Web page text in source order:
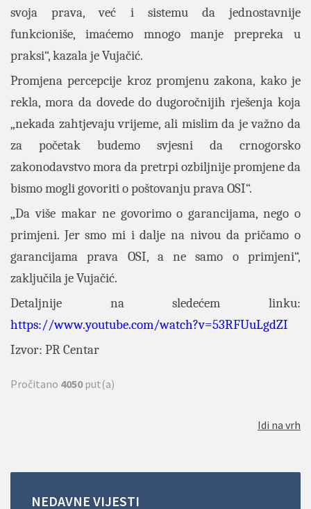
svoja prava, već i sistemu da jednostavnije
funkcioniše, imaćemo mnogo manje prepreka u
praksi“, kazala je Vujačić.
Promjena percepcije kroz promjenu zakona, kako je
rekla, mora da dovede do dugoročnijih rješenja koja
„nekada zahtjevaju vrijeme, ali mislim da je važno da
za početak budemo svjesni da crnogorsko
zakonodavstvo mora da pretrpi ozbiljnije promjene da
bismo mogli govoriti o poštovanju prava OSI“.
„Da više makar ne govorimo o garancijama, nego o
primjeni. Jer smo mi i dalje na nivou da pričamo o
garancijama prava OSI, a ne samo o primjeni“,
zaključila je Vujačić.
Detaljnije na sledećem linku:
https://www.youtube.com/watch?v=53RFUuLgdZI
Izvor: PR Centar
Pročitano 4050put(a)
Idi na vrh
NEDAVNE VIJESTI